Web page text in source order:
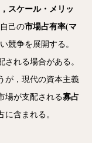
スケール・メリッ
己の市場占有率(マ
競争を展開する。
れる場合がある。
が，現代の資本主義
場が支配される寡占
含まれる。